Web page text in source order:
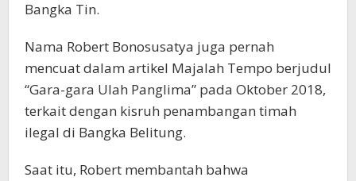
Bangka Tin.
Nama Robert Bonosusatya juga pernah
mencuat dalam artikel Majalah Tempo berjudul
“Gara-gara Ulah Panglima” pada Oktober 2018,
terkait dengan kisruh penambangan timah
ilegal di Bangka Belitung.
Saat itu, Robert membantah bahwa